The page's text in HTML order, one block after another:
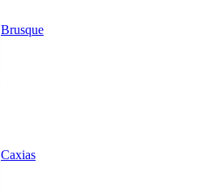
Brusque
Caxias